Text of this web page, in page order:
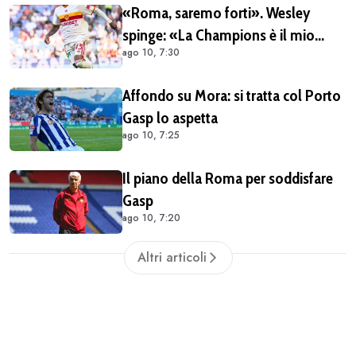
«Roma, saremo forti». Wesley
spinge: «La Champions è il mio
Mondiale. Endrick? Ci spero»
ago 10, 7:30
Affondo su Mora: si tratta col Porto
Gasp lo aspetta
ago 10, 7:25
Il piano della Roma per soddisfare
Gasp
ago 10, 7:20
Altri articoli